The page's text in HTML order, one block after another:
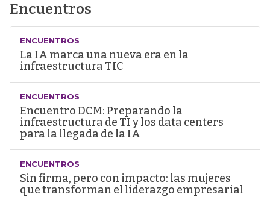
Encuentros
ENCUENTROS
La IA marca una nueva era en la
infraestructura TIC
ENCUENTROS
Encuentro DCM: Preparando la
infraestructura de TI y los data centers
para la llegada de la IA
ENCUENTROS
Sin firma, pero con impacto: las mujeres
que transforman el liderazgo empresarial